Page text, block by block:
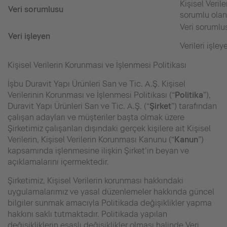
Veri sorumlusu
Kişisel
sorumlu
Veri işleyen
Veri
Verileri
Kişisel Verilerin Korunması ve İşlenmesi Politikası
İşbu Duravit Yapı Ürünleri San ve Tic. A.Ş. Kişisel
Verilerinin Korunması ve İşlenmesi Politikası (“Politika”),
Duravit Yapı Ürünleri San ve Tic. A.Ş. (“Şirket”) tarafından
çalışan adayları ve müşteriler başta olmak üzere
Şirketimiz çalışanları dışındaki gerçek kişilere ait Kişisel
Verilerin, Kişisel Verilerin Korunması Kanunu (“Kanun”)
kapsamında işlenmesine ilişkin Şirket’in beyan ve
açıklamalarını içermektedir.
Şirketimiz, Kişisel Verilerin korunması hakkındaki
uygulamalarımız ve yasal düzenlemeler hakkında güncel
bilgiler sunmak amacıyla Politikada değişiklikler yapma
hakkını saklı tutmaktadır. Politikada yapılan
değişikliklerin esaslı değişiklikler olması halinde Veri